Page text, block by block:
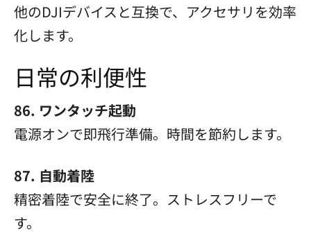
他のDJIデバイスと互換で、アクセサリを効率
化します。
日常の利便性
86. ワンタッチ起動
電源オンで即飛行準備。時間を節約します。
87. 自動着陸
精密着陸で安全に終了。ストレスフリーで
す。